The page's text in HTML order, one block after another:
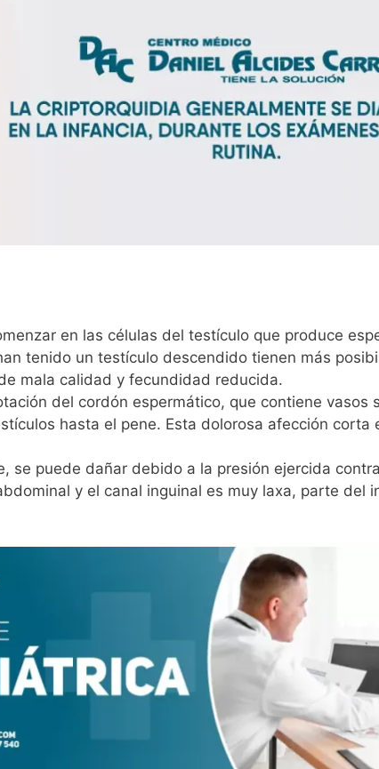
en las células del testículo que produce
tenido un testículo descendido tienen más
mala calidad y fecundidad reducida.
del cordón espermático, que contiene vasos
hasta el pene. Esta dolorosa afección corta
se puede dañar debido a la presión ejercida
y el canal inguinal es muy laxa, parte del